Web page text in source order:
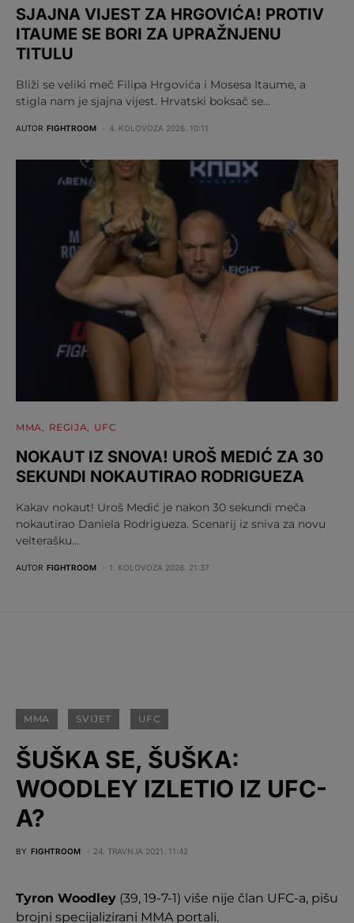
SJAJNA VIJEST ZA HRGOVIĆA! PROTIV
ITAUME SE BORI ZA UPRAŽNJENU
TITULU
Bliži se veliki meč Filipa Hrgovića i Mosesa Itaume, a
stigla nam je sjajna vijest. Hrvatski boksač se…
AUTOR FIGHTROOM 4. KOLOVOZA 2026. 10:11
MMA REGIJA UFC
NOKAUT IZ SNOVA! UROŠ MEDIĆ ZA 30
SEKUNDI NOKAUTIRAO RODRIGUEZA
Kakav nokaut! Uroš Medić je nakon 30 sekundi meča
nokautirao Daniela Rodrigueza. Scenarij iz sniva za novu
velterašku…
AUTOR FIGHTROOM 1. KOLOVOZA 2026. 21:37
MMA SVIJET UFC
ŠUŠKA SE, ŠUŠKA:
WOODLEY IZLETIO IZ UFC-
A?
BY FIGHTROOM 24. TRAVNJA 2021. 11:42
Tyron Woodley (39, 19-7-1) više nije član UFC-a, pišu
brojni specijalizirani MMA portali.